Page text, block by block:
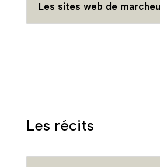
Les sites web de
Les récits